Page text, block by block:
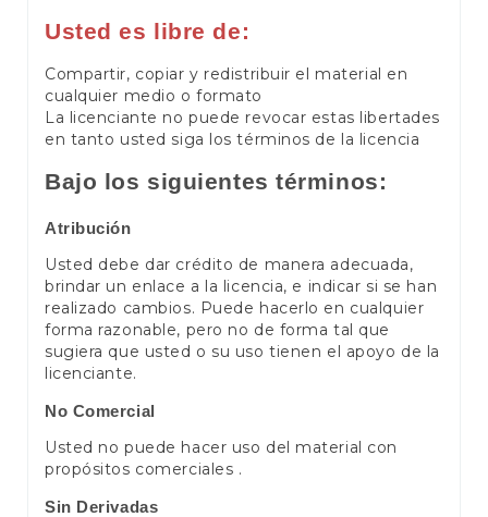
Usted es libre de:
Compartir, copiar y redistribuir el material en
cualquier medio o formato
La licenciante no puede revocar estas libertades
en tanto usted siga los términos de la licencia
Bajo los siguientes términos:
Atribución
Usted debe dar crédito de manera adecuada,
brindar un enlace a la licencia, e indicar si se han
realizado cambios. Puede hacerlo en cualquier
forma razonable, pero no de forma tal que
sugiera que usted o su uso tienen el apoyo de la
licenciante.
No Comercial
Usted no puede hacer uso del material con
propósitos comerciales .
Sin Derivadas